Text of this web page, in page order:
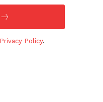
Privacy Policy.